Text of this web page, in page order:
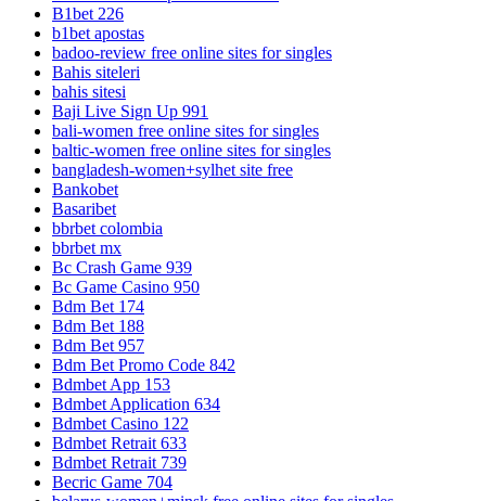
B1bet 226
b1bet apostas
badoo-review free online sites for singles
Bahis siteleri
bahis sitesi
Baji Live Sign Up 991
bali-women free online sites for singles
baltic-women free online sites for singles
bangladesh-women+sylhet site free
Bankobet
Basaribet
bbrbet colombia
bbrbet mx
Bc Crash Game 939
Bc Game Casino 950
Bdm Bet 174
Bdm Bet 188
Bdm Bet 957
Bdm Bet Promo Code 842
Bdmbet App 153
Bdmbet Application 634
Bdmbet Casino 122
Bdmbet Retrait 633
Bdmbet Retrait 739
Becric Game 704